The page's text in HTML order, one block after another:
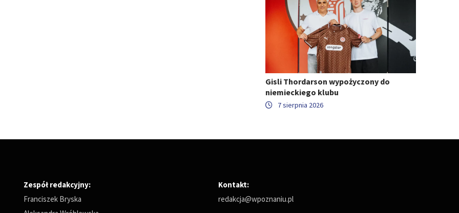
Gisli Thordarson wypożyczony do
niemieckiego klubu
7 sierpnia 2026
Zespół redakcyjny:
Franciszek Bryska
Kontakt:
redakcja@wpoznaniu.pl